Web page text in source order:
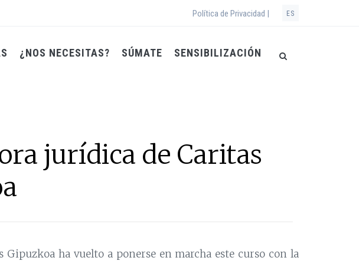
Política de Privacidad | ES
¿NOS NECESITAS? SÚMATE SENSIBILIZACIÓN
jurídica de Caritas
Gipuzkoa ha vuelto a ponerse en marcha este curso con la